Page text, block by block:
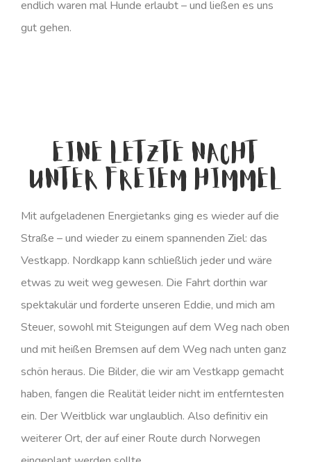
endlich waren mal Hunde erlaubt – und ließen es uns
gut gehen.
Eine letzte Nacht
unter freiem Himmel
Mit aufgeladenen Energietanks ging es wieder auf die
Straße – und wieder zu einem spannenden Ziel: das
Vestkapp. Nordkapp kann schließlich jeder und wäre
etwas zu weit weg gewesen. Die Fahrt dorthin war
spektakulär und forderte unseren Eddie, und mich am
Steuer, sowohl mit Steigungen auf dem Weg nach oben
und mit heißen Bremsen auf dem Weg nach unten ganz
schön heraus. Die Bilder, die wir am Vestkapp gemacht
haben, fangen die Realität leider nicht im entferntesten
ein. Der Weitblick war unglaublich. Also definitiv ein
weiterer Ort, der auf einer Route durch Norwegen